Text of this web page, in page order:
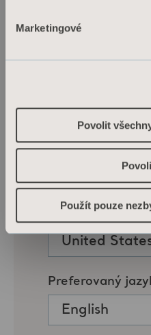
Marketingové
Povolit
Použít pouze